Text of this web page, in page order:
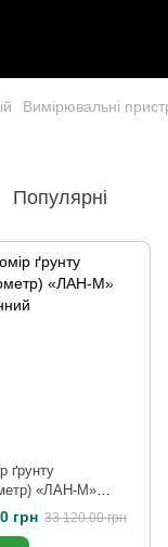
Вимірювальні
Популярні
ґрунту
«ЛАН-M»
грн 33 120.00 грн